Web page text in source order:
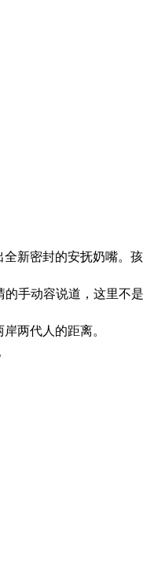
全新密封的安抚奶嘴。孩
手动容说道，这里不是
两代人的距离。